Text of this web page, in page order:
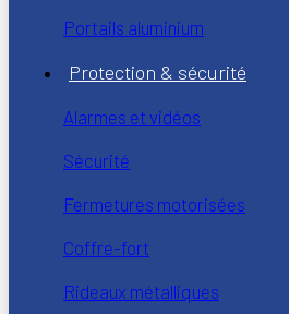
Portails aluminium
Protection & sécurité
Alarmes et vidéos
Sécurité
Fermetures motorisées
Coffre-fort
Rideaux métalliques